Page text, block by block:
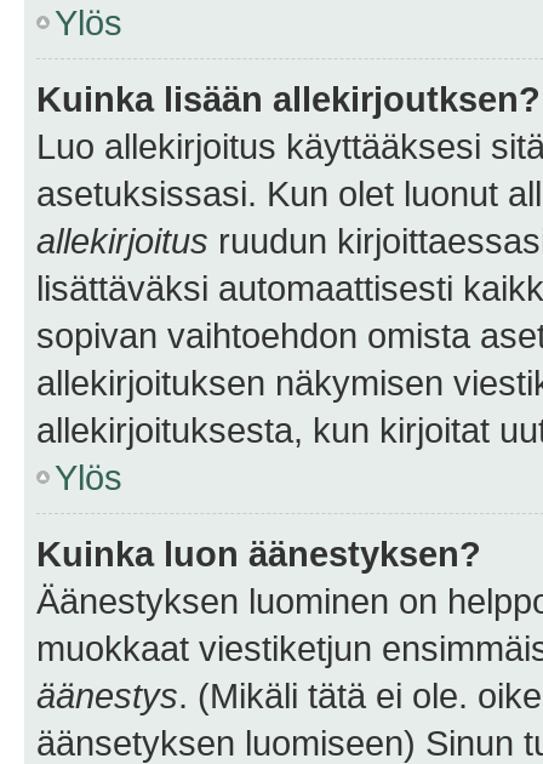
Ylös
Kuinka lisään allekirjoutksen?
Luo allekirjoitus käyttääksesi
asetuksissasi. Kun olet luonut
allekirjoitus ruudun
lisättäväksi automaattisesti
sopivan vaihtoehdon omista
allekirjoituksen näkymisen
allekirjoituksesta, kun kirjoitat
Ylös
Kuinka luon äänestyksen?
Äänestyksen luominen on
muokkaat viestiketjun
äänestys. (Mikäli tätä ei ole.
äänsetyksen luomiseen) Sinun